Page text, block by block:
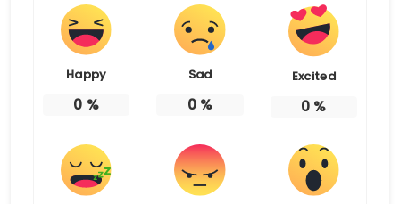
Happy
0 %
Sad
0%
Excited
0 %